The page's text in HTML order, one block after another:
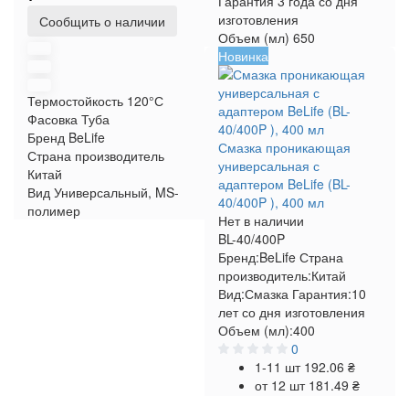
Сообщить о наличии
Термостойкость 120°С
Фасовка Туба
Бренд BeLife
Страна производитель
Китай
Вид Универсальный, MS-
полимер
изготовления
Объем (мл) 650
Новинка
Смазка проникающая
универсальная с
адаптером BeLife (BL-
40/400P ), 400 мл
Нет в наличии
BL-40/400P
Бренд:BeLife Страна
производитель:Китай
Вид:Смазка Гарантия:10
лет со дня изготовления
Объем (мл):400
0
1-11 шт 192.06 ₴
от 12 шт 181.49 ₴